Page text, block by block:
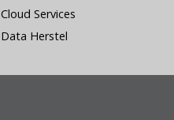
Cloud Services
Data Herstel